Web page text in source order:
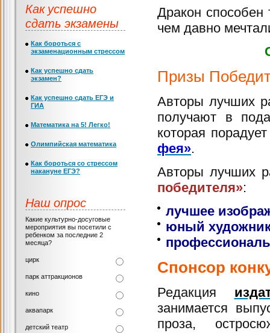
Дракон способен
чем давно
Призы
Авторы лучших
получают в
которая
фея».
Авторы лучших
победителя»:
лучшее
юный
Спонсор
Редакция
занимается
проза,
Как успешно
сдать экзамены
Как бороться с
экзаменационным стрессом
Как успешно сдать
экзамен?
Как успешно сдать ЕГЭ и
ГИА
Математика на 5! Легко!
Олимпийская математика
Как бороться со стрессом
накануне ЕГЭ?
Наш опрос
Какие культурно-досуговые
мероприятия вы посетили с
ребенком за последние 2
месяца?
цирк
парк аттракционов
кино
аквапарк
детский театр